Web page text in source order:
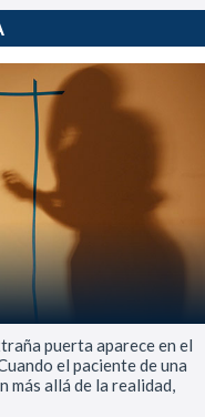
puerta aparece en el
el paciente de una
más allá de la realidad,